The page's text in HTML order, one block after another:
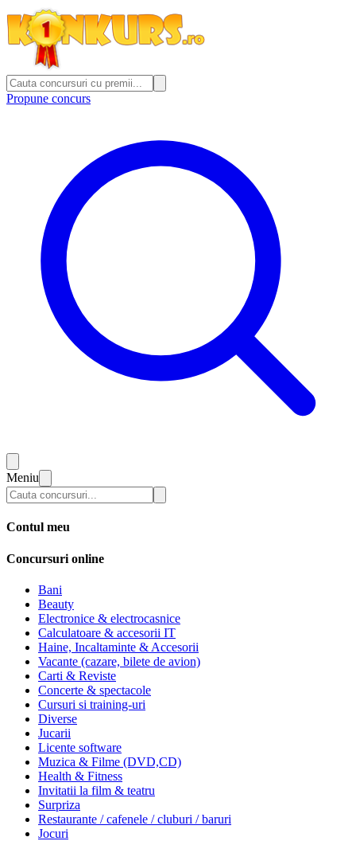
Propune concurs
Meniu
Contul meu
Concursuri online
Bani
Beauty
Electronice & electrocasnice
Calculatoare & accesorii IT
Haine, Incaltaminte & Accesorii
Vacante (cazare, bilete de avion)
Carti & Reviste
Concerte & spectacole
Cursuri si training-uri
Diverse
Jucarii
Licente software
Muzica & Filme (DVD,CD)
Health & Fitness
Invitatii la film & teatru
Surpriza
Restaurante / cafenele / cluburi / baruri
Jocuri